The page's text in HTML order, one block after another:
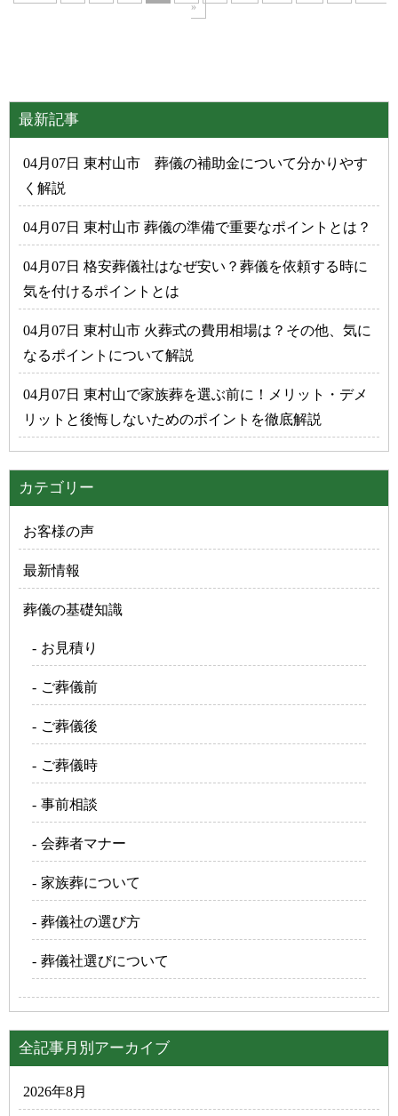
»
最新記事
04月07日 東村山市 葬儀の補助金について分かりやす
く解説
04月07日 東村山市 葬儀の準備で重要なポイントとは？
04月07日 格安葬儀社はなぜ安い？葬儀を依頼する時に
気を付けるポイントとは
04月07日 東村山市 火葬式の費用相場は？その他、気に
なるポイントについて解説
04月07日 東村山で家族葬を選ぶ前に！メリット・デメ
リットと後悔しないためのポイントを徹底解説
カテゴリー
お客様の声
最新情報
葬儀の基礎知識
お見積り
ご葬儀前
ご葬儀後
ご葬儀時
事前相談
会葬者マナー
家族葬について
葬儀社の選び方
葬儀社選びについて
全記事月別アーカイブ
2026年8月